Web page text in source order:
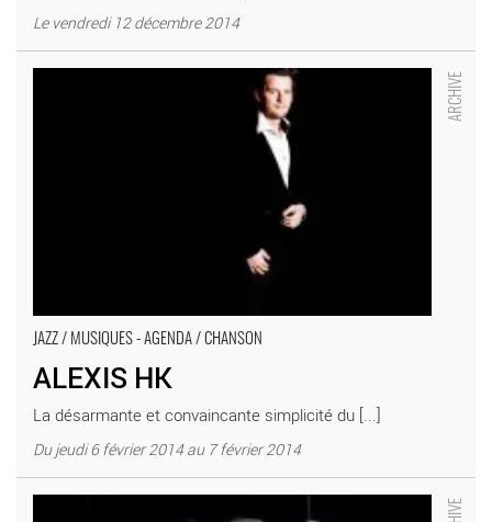
Le vendredi 12 décembre 2014
JAZZ / MUSIQUES - AGENDA / CHANSON
ALEXIS HK
La désarmante et convaincante simplicité du [...]
Du jeudi 6 février 2014 au 7 février 2014
Je hais les gosses - Critique sortie Jazz / Musiques Paris